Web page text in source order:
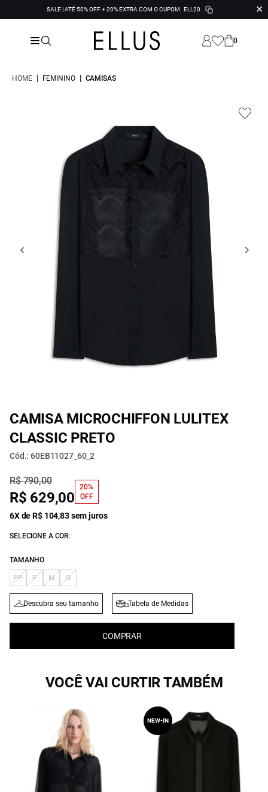
SALE | ATÉ 50% OFF + 20% EXTRA COM O CUPOM ELL20 ✕
0
HOME | FEMININO | CAMISAS
CAMISA MICROCHIFFON LULITEX
CLASSIC PRETO
Cód.: 60EB11027_60_2
R$ 790,00
R$ 629,00
20%
OFF
6X de R$ 104,83 sem juros
SELECIONE A COR:
TAMANHO
PP P M G
Descubra seu tamanho Tabela de Medidas
COMPRAR
VOCÊ VAI CURTIR TAMBÉM
NEW-IN